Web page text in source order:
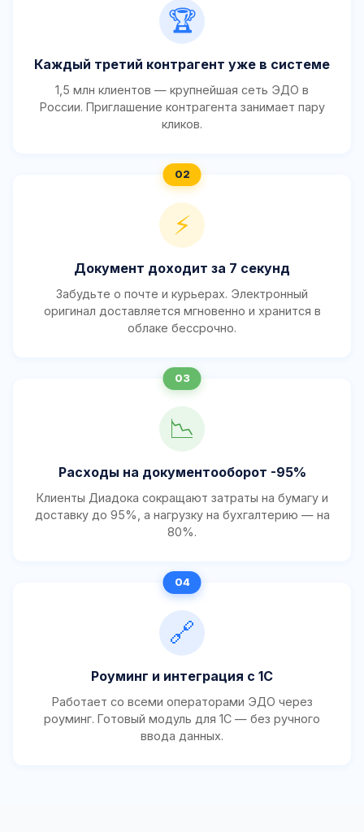
🏆
Каждый третий контрагент уже в системе
1,5 млн клиентов — крупнейшая сеть ЭДО в
России. Приглашение контрагента занимает пару
кликов.
⚡
Документ доходит за 7 секунд
Забудьте о почте и курьерах. Электронный
оригинал доставляется мгновенно и хранится в
облаке бессрочно.
📉
Расходы на документооборот -95%
Клиенты Диадока сокращают затраты на бумагу и
доставку до 95%, а нагрузку на бухгалтерию — на
80%.
🔗
Роуминг и интеграция с 1С
Работает со всеми операторами ЭДО через
роуминг. Готовый модуль для 1С — без ручного
ввода данных.